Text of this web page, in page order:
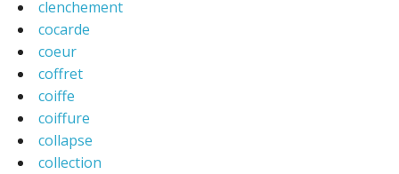
clenchement
cocarde
coeur
coffret
coiffe
coiffure
collapse
collection